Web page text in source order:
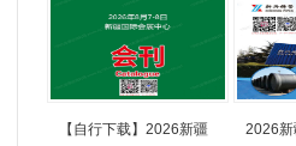
【自行下载】2026新疆
2026新